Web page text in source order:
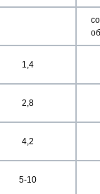
1,4
2,8
4,2
5-10